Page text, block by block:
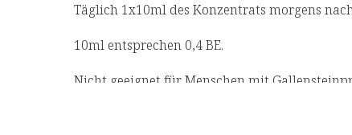
inkl. Messbecher
Täglich 1x10ml des Konzentrats morgens
10ml entsprechen 0,4 BE.
Nicht geeignet für Menschen mit